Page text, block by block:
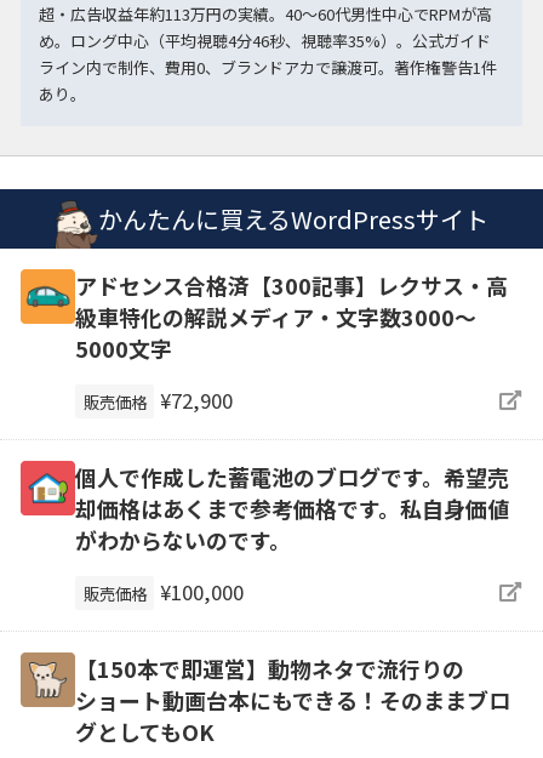
超・広告収益年約113万円の実績。40〜60代男性中心でRPMが高
め。ロング中心（平均視聴4分46秒、視聴率35%）。公式ガイド
ライン内で制作、費用0、ブランドアカで譲渡可。著作権警告1件
あり。
かんたんに買えるWordPressサイト
アドセンス合格済【300記事】レクサス・高
級車特化の解説メディア・文字数3000～
5000文字
販売価格 ¥72,900
個人で作成した蓄電池のブログです。希望売
却価格はあくまで参考価格です。私自身価値
がわからないのです。
販売価格 ¥100,000
【150本で即運営】動物ネタで流行りの
ショート動画台本にもできる！そのままブロ
グとしてもOK